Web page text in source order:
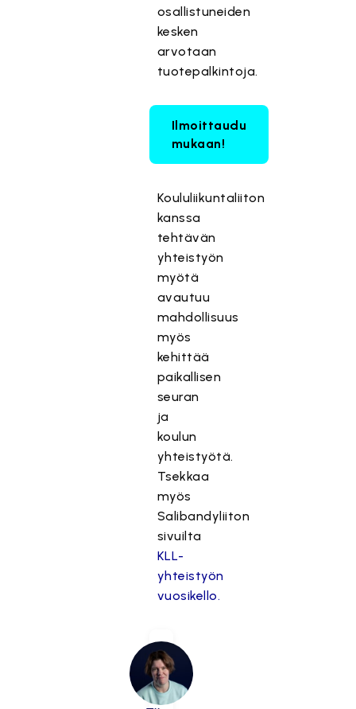
osallistuneiden
kesken
arvotaan
tuotepalkintoja.
Ilmoittaudu
mukaan!
Koululiikuntaliiton
kanssa
tehtävän
yhteistyön
myötä
avautuu
mahdollisuus
myös
kehittää
paikallisen
seuran
ja
koulun
yhteistyötä.
Tsekkaa
myös
Salibandyliiton
sivuilta
KLL-
yhteistyön
vuosikello.